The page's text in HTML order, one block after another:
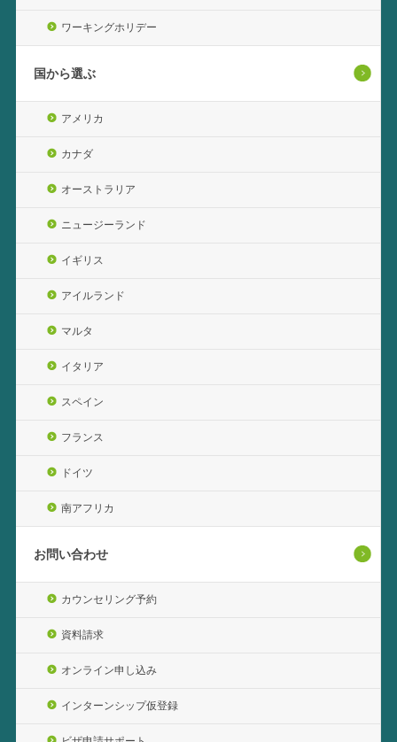
ワーキングホリデー
国から選ぶ
アメリカ
カナダ
オーストラリア
ニュージーランド
イギリス
アイルランド
マルタ
イタリア
スペイン
フランス
ドイツ
南アフリカ
お問い合わせ
カウンセリング予約
資料請求
オンライン申し込み
インターンシップ仮登録